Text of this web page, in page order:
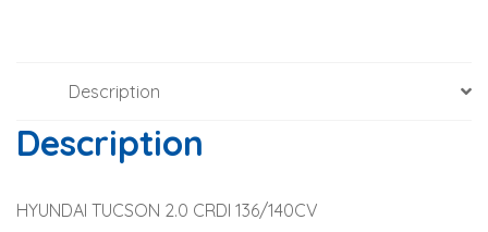
Description
Description
HYUNDAI TUCSON 2.0 CRDI 136/140CV